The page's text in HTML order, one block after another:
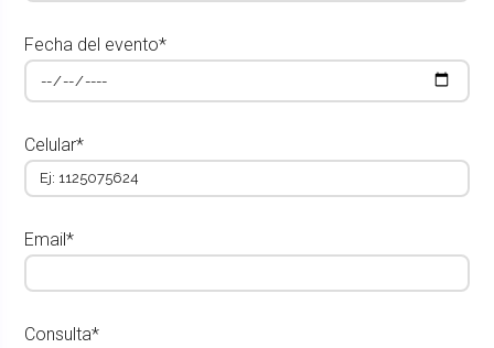
Fecha del evento*
Celular*
Email*
Consulta*